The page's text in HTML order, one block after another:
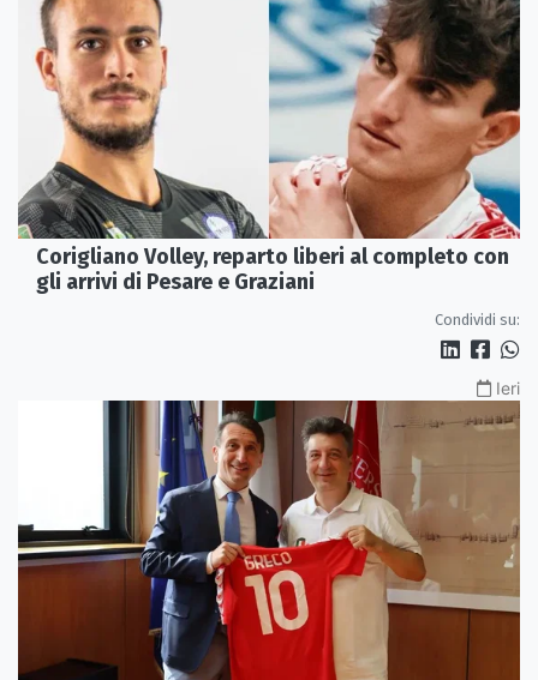
Corigliano Volley, reparto liberi al completo con
gli arrivi di Pesare e Graziani
Condividi su:
Ieri